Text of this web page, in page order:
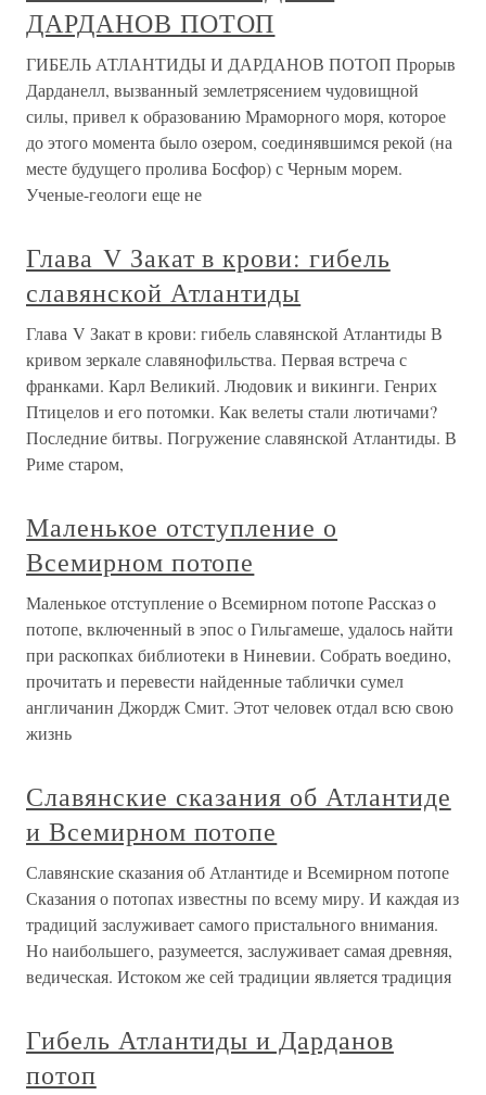
ДАРДАНОВ ПОТОП
ГИБЕЛЬ АТЛАНТИДЫ И ДАРДАНОВ ПОТОП Прорыв
Дарданелл, вызванный землетрясением чудовищной
силы, привел к образованию Мраморного моря, которое
до этого момента было озером, соединявшимся рекой (на
месте будущего пролива Босфор) с Черным морем.
Ученые-геологи еще не
Глава V Закат в крови: гибель
славянской Атлантиды
Глава V Закат в крови: гибель славянской Атлантиды В
кривом зеркале славянофильства. Первая встреча с
франками. Карл Великий. Людовик и викинги. Генрих
Птицелов и его потомки. Как велеты стали лютичами?
Последние битвы. Погружение славянской Атлантиды. В
Риме старом,
Маленькое отступление о
Всемирном потопе
Маленькое отступление о Всемирном потопе Рассказ о
потопе, включенный в эпос о Гильгамеше, удалось найти
при раскопках библиотеки в Ниневии. Собрать воедино,
прочитать и перевести найденные таблички сумел
англичанин Джордж Смит. Этот человек отдал всю свою
жизнь
Славянские сказания об Атлантиде
и Всемирном потопе
Славянские сказания об Атлантиде и Всемирном потопе
Сказания о потопах известны по всему миру. И каждая из
традиций заслуживает самого пристального внимания.
Но наибольшего, разумеется, заслуживает самая древняя,
ведическая. Истоком же сей традиции является традиция
Гибель Атлантиды и Дарданов
потоп